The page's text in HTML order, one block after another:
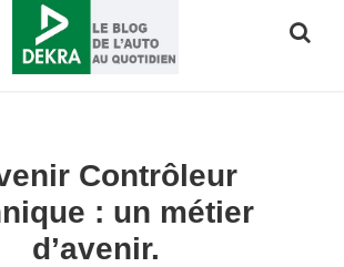
Contrôleur
: un métier
d’avenir.